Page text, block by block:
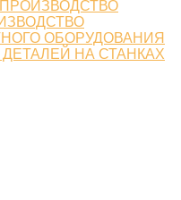
ОБОРУДОВАНИЯ
НА СТАНКАХ